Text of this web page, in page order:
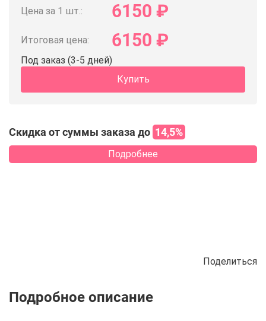
Цена за 1 шт.: 6150 ₽
Итоговая цена: 6150 ₽
Под заказ (3-5 дней)
Купить
Скидка от суммы заказа до 14,5%
Подробнее
Поделиться
Описание Отзывы Рецепты